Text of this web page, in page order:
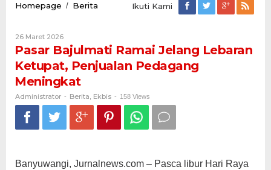
Homepage / Berita
Lebaran
Ketupat,
Penjualan
Ikuti Kami
26 Maret 2026Oleh
Administrator
Pasar Bajulmati Ramai Jelang Lebaran
Ketupat, Penjualan Pedagang
Meningkat
Administrator - Berita, Ekbis - 158 Views
Banyuwangi, Jurnalnews.com – Pasca libur Hari Raya